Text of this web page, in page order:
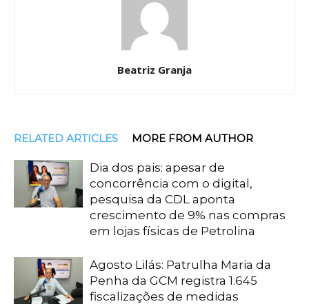
Beatriz Granja
RELATED ARTICLES MORE FROM AUTHOR
Dia dos pais: apesar de
concorrência com o digital,
pesquisa da CDL aponta
crescimento de 9% nas compras
em lojas físicas de Petrolina
Agosto Lilás: Patrulha Maria da
Penha da GCM registra 1.645
fiscalizações de medidas